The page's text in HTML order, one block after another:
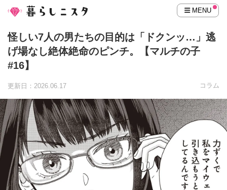
MENU
怪しい7人の男たちの目的は「ドクンッ…」逃
げ場なし絶体絶命のピンチ。【マルチの子
#16】
更新日：2026.06.17 コラム